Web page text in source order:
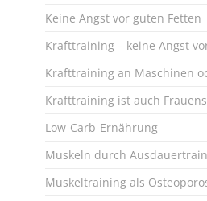
Keine Angst vor guten Fetten
Krafttraining – keine Angst
Krafttraining an Maschinen
Krafttraining ist auch
Low-Carb-Ernährung
Muskeln durch
Muskeltraining als